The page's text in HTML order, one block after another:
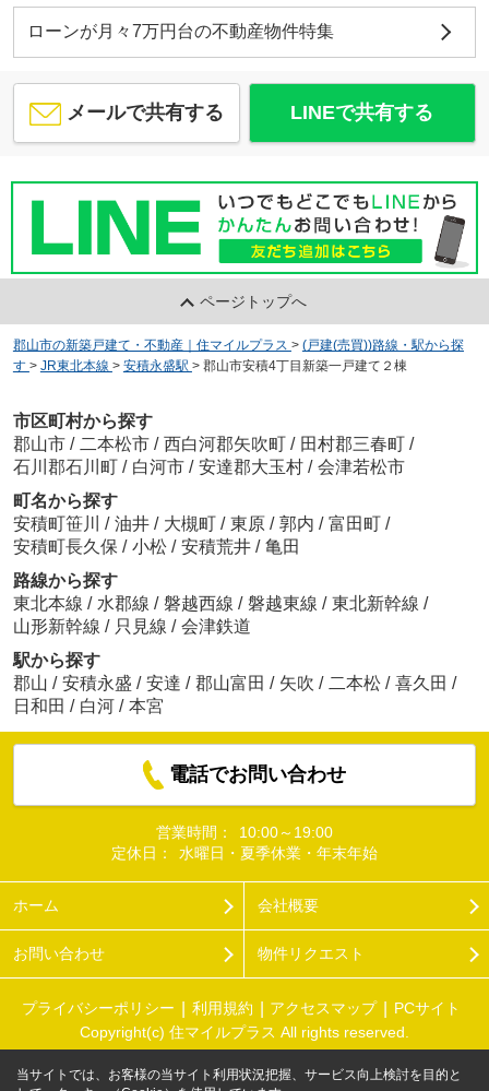
ローンが月々7万円台の不動産物件特集
メールで共有する LINEで共有する
ページトップへ
郡山市の新築戸建て・不動産｜住マイルプラス > (戸建(売買))路線・駅から探
す > JR東北本線 > 安積永盛駅 > 郡山市安積4丁目新築一戸建て２棟
市区町村から探す
郡山市 / 二本松市 / 西白河郡矢吹町 / 田村郡三春町 /
石川郡石川町 / 白河市 / 安達郡大玉村 / 会津若松市
町名から探す
安積町笹川 / 油井 / 大槻町 / 東原 / 郭内 / 富田町 /
安積町長久保 / 小松 / 安積荒井 / 亀田
路線から探す
東北本線 / 水郡線 / 磐越西線 / 磐越東線 / 東北新幹線 /
山形新幹線 / 只見線 / 会津鉄道
駅から探す
郡山 / 安積永盛 / 安達 / 郡山富田 / 矢吹 / 二本松 / 喜久田 /
日和田 / 白河 / 本宮
電話でお問い合わせ
営業時間：
10:00～19:00
定休日：
水曜日・夏季休業・年末年始
ホーム 会社概要
お問い合わせ 物件リクエスト
プライバシーポリシー 利用規約 アクセスマップ
PCサイト
Copyright(c) 住マイルプラス All rights reserved.
当サイトでは、お客様の当サイト利用状況把握、サービス向上検討を目的と